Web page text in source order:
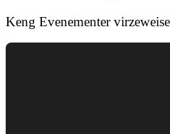
Keng Evenementer